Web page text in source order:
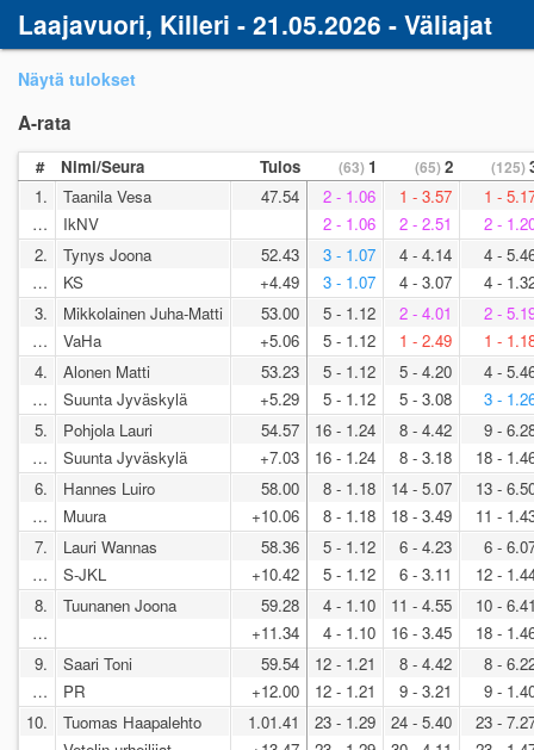
Laajavuori, Killeri - 21.05.2026 - Väliajat
Näytä tulokset
A-rata
# Nimi/Seura Tulos (63) 1 (65)2 (125)
1.
…
Taanila Vesa
IkNV
47.54
2 - 1.06
2 - 1.06
1 - 3.57
2 - 2.51
1 -
2 -
2.
…
Tynys Joona
KS
52.43
+4.49
3 - 1.07
3 - 1.07
4 - 4.14
4 - 3.07
4 -
4 -
3.
…
Mikkolainen Juha-Matti
VaHa
53.00
+5.06
5 - 1.12
5 - 1.12
2 - 4.01
1 - 2.49
2 -
1 -
4.
…
Alonen Matti
Suunta Jyväskylä
53.23
+5.29
5 - 1.12
5 - 1.12
5 - 4.20
5 - 3.08
4 -
3 -
5.
…
Pohjola Lauri
Suunta Jyväskylä
54.57
+7.03
16 - 1.24
16 - 1.24
8 - 4.42
8 - 3.18
9 -
18 -
6.
…
Hannes Luiro
Muura
58.00
+10.06
8 - 1.18
8 - 1.18
14 - 5.07
18 - 3.49
13 -
11 -
7.
…
Lauri Wannas
S-JKL
58.36
+10.42
5 - 1.12
5 - 1.12
6 - 4.23
6 - 3.11
6 -
12 -
8.
…
Tuunanen Joona
59.28
+11.34
4 - 1.10
4 - 1.10
11 - 4.55
16 - 3.45
10 -
18 -
9.
…
Saari Toni
PR
59.54
+12.00
12 - 1.21
12 - 1.21
8 - 4.42
9 - 3.21
8 -
9 -
10.
Tuomas Haapalehto
1.01.41
23 - 1.29
24 - 5.40
23 -